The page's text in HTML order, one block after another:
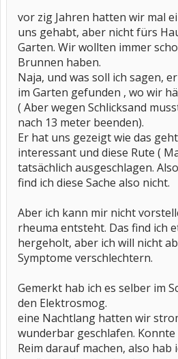
vor zig Jahren hatten wir mal
uns gehabt, aber nicht fürs
Garten. Wir wollten immer
Brunnen haben.
Naja, und was soll ich sagen,
im Garten gefunden , wo wir
( Aber wegen Schlicksand
nach 13 meter beenden).
Er hat uns gezeigt wie das
interessant und diese Rute (
tatsächlich ausgeschlagen.
find ich diese Sache also nicht.
Aber ich kann mir nicht
rheuma entsteht. Das find ich
hergeholt, aber ich will nicht
Symptome verschlechtern.
Gemerkt hab ich es selber im
den Elektrosmog.
eine Nachtlang hatten wir
wunderbar geschlafen.
Reim darauf machen, also hab